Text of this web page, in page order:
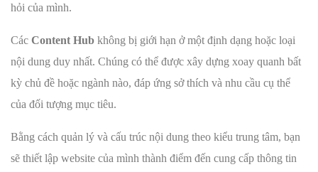
hỏi của mình.
Các Content Hub không bị giới hạn ở một định dạng hoặc loại
nội dung duy nhất. Chúng có thể được xây dựng xoay quanh bất
kỳ chủ đề hoặc ngành nào, đáp ứng sở thích và nhu cầu cụ thể
của đối tượng mục tiêu.
Bằng cách quản lý và cấu trúc nội dung theo kiểu trung tâm, bạn
sẽ thiết lập website của mình thành điểm đến cung cấp thông tin